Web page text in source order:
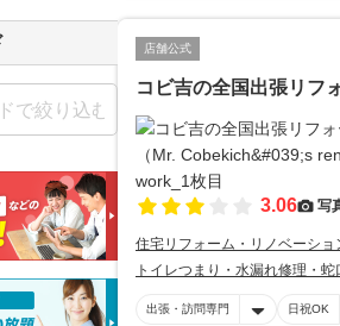
店舗公式
コビ吉の全国出張リ
3.06 写
住宅リフォーム・リノベーショ
トイレつまり・水漏れ修理・蛇
出張・訪問専門 日祝OK